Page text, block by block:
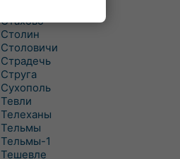
Стахово
Столин
Столовичи
Страдечь
Струга
Сухополь
Тевли
Телеханы
Тельмы
Тельмы-1
Тешевле